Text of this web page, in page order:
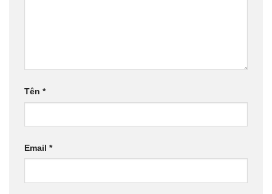
Tên *
Email *